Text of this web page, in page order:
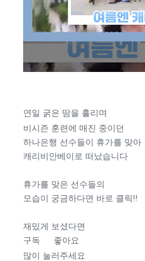
연일 굵은 땀을 흘리며
비시즌 훈련에 매진 중이던
하나은행 선수들이 휴가를 맞아
캐리비안베이로 떠났습니다
휴가를 맞은 선수들의
모습이 궁금하다면 바로 클릭!!
재밌게 보셨다면
구독
좋아요
많이 눌러주세요